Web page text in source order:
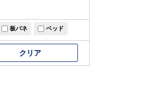
板バネ ベッド